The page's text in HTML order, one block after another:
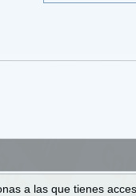
a las que tienes